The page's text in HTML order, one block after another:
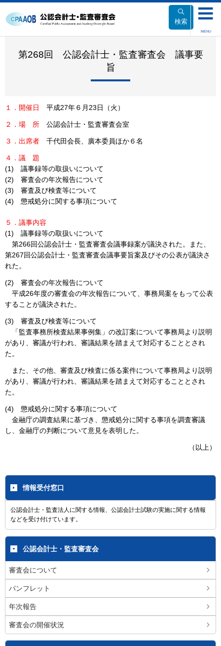
文
検索
MENU
第268回 公認会計士・監査審査会 議事要
旨
１．開催日 平成27年６月23日（火）
２．場 所 公認会計士・監査審査会室
３．出席者 千代田会長、廣本委員ほか６名
４．議
題
(1) 議事録等の取扱いについて
(2) 審査会の年次報告について
(3) 審査及び検査等について
(4) 懲戒処分に関する事項について
５．議事内容
(1) 議事録等の取扱いについて
第266回公認会計士・監査審査会議事録案が議決された。また、
第267回公認会計士・監査審査会議事要旨案及びその公表が議決さ
れた。
(2) 審査会の年次報告について
平成26年度の審査会の年次報告について、事務局案をもって公表
することが議決された。
(3) 審査及び検査等について
「監査事務所検査結果事例集」の改訂案について事務局より説明
があり、審議が行われ、審議結果を踏まえて対応することとされ
た。
また、その他、審査及び検査に係る案件について事務局より説明
があり、審議が行われ、審議結果を踏まえて対応することとされ
た。
(4) 懲戒処分に関する事項について
金融庁の調査結果に基づき、懲戒処分に関する事項を調査審議
し、金融庁の判断について意見を表明した。
（以上）
情報受付窓口
公認会計士・監査法人に関する情報、公認会計士試験の実施に関する情報
などを受け付けています。
公認会計士・監査審査会
審査会について
パンフレット
年次報告
審査会の開催状況